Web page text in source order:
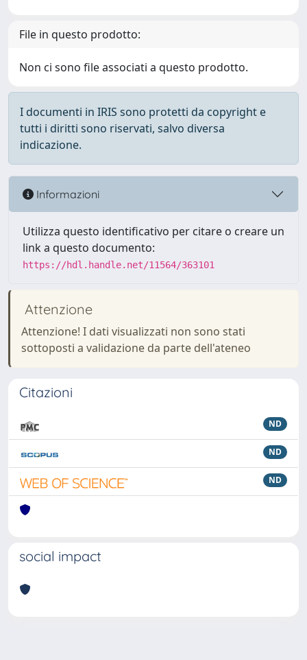
File in questo prodotto:
Non ci sono file associati a questo prodotto.
I documenti in IRIS sono protetti da copyright e
tutti i diritti sono riservati, salvo diversa
indicazione.
Informazioni
Utilizza questo identificativo per citare o creare un
link a questo documento:
https://hdl.handle.net/11564/363101
Attenzione
Attenzione! I dati visualizzati non sono stati
sottoposti a validazione da parte dell'ateneo
Citazioni
ND
ND
ND
social impact